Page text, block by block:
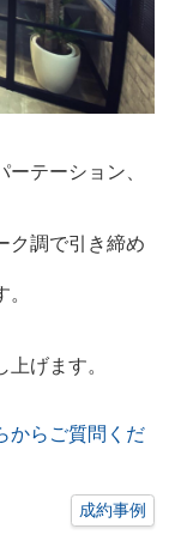
テーション、
ク調で引き締め
げます。
からご質問くだ
成約事例